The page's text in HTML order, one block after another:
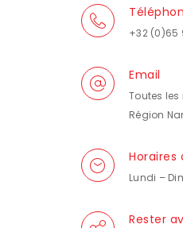
+32 (0)65
Email
Toutes
Région
Horaires
Lundi –
Rester